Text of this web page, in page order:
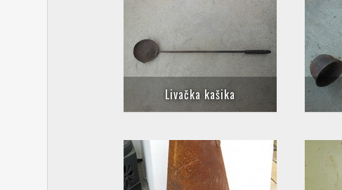
Livačka kašika